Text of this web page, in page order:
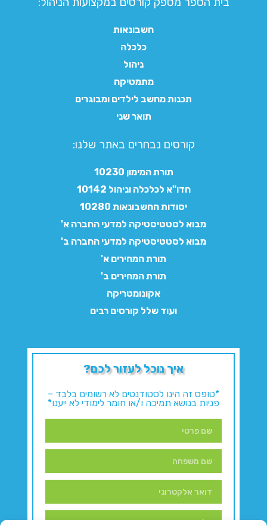
חשבונאות
כלכלה
ניהול
מתמטיקה
תכנות מחשב לילדים ומבוגרים
תואר שני
קורסים נבחרים באתר שלנו:​
תורת המימון 10230
חדו"א לכלכלה וניהול 10142
יסודות החשבונאות 10280
מבוא לסטטיסטיקה למדעי החברה א'
מבוא לסטטיסטיקה למדעי החברה ב'
תורת המחירים א'
תורת המחירים ב'
אקונומטריקה
ועוד שלל קורסים רבים
איך נוכל לעזור לכם?
*טופס זה הינו לסטודנטים לא רשומים בלבד –
פניות בנושא תמיכה ו/או חומר לימודי לא ייענו*